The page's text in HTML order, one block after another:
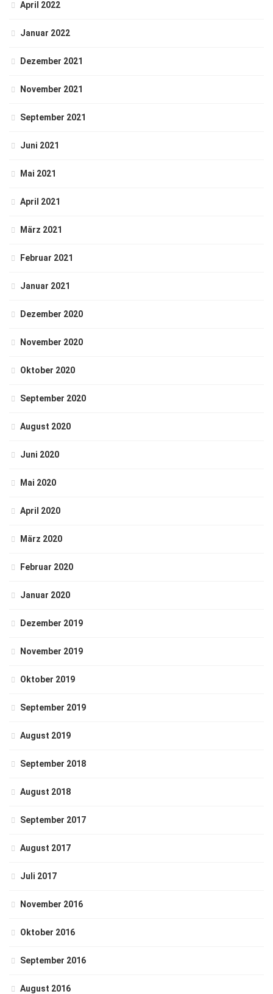
April 2022
Januar 2022
Dezember 2021
November 2021
September 2021
Juni 2021
Mai 2021
April 2021
März 2021
Februar 2021
Januar 2021
Dezember 2020
November 2020
Oktober 2020
September 2020
August 2020
Juni 2020
Mai 2020
April 2020
März 2020
Februar 2020
Januar 2020
Dezember 2019
November 2019
Oktober 2019
September 2019
August 2019
September 2018
August 2018
September 2017
August 2017
Juli 2017
November 2016
Oktober 2016
September 2016
August 2016